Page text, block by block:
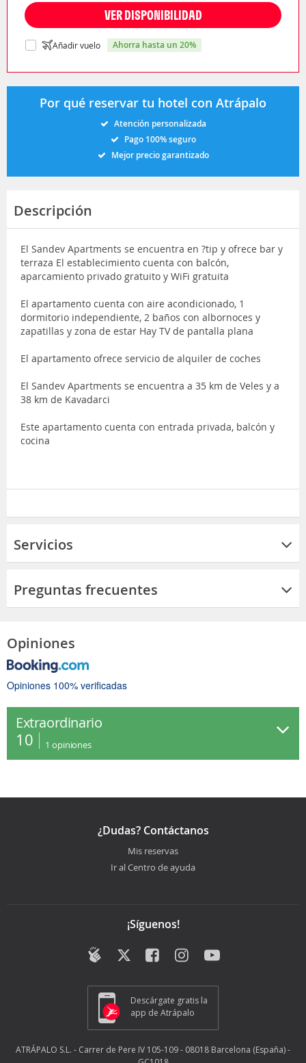
VER DISPONIBILIDAD
Añadir vuelo ahorra hasta un 20%
Por qué reservar tu hotel con Atrápalo
Atención personalizada
Pago 100% seguro
Mejor precio garantizado
Descripción
El Sandev Apartments se encuentra en ?tip y ofrece bar y
terraza El establecimiento cuenta con balcón,
aparcamiento privado gratuito y WiFi gratuita
El apartamento cuenta con aire acondicionado, 1
dormitorio independiente, 2 baños con albornoces y
zapatillas y zona de estar Hay TV de pantalla plana
El apartamento ofrece servicio de alquiler de coches
El Sandev Apartments se encuentra a 35 km de Veles y a
38 km de Kavadarci
Este apartamento cuenta con entrada privada, balcón y
cocina
Servicios
Preguntas frecuentes
Opiniones
Opiniones 100% verificadas
Extraordinario
10 1 opiniones
¿Dudas? Contáctanos
Mis reservas
Ir al Centro de ayuda
¡Síguenos!
Descárgate gratis la
app de Atrápalo
ATRÁPALO S.L. - Carrer de Pere IV 105-109 - 08018 Barcelona (España) -